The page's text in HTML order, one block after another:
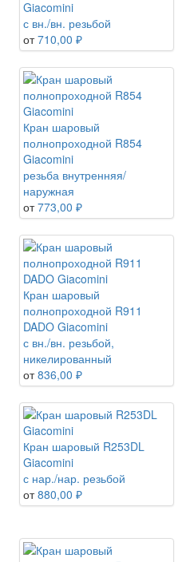
Giacomini
с вн./вн. резьбой
от 710,00 ₽
Кран шаровый
полнопроходной R854
Giacomini
резьба внутренняя/
наружная
от 773,00 ₽
Кран шаровый
полнопроходной R911
DADO Giacomini
с вн./вн. резьбой,
никелированный
от 836,00 ₽
Кран шаровый R253DL
Giacomini
с нар./нар. резьбой
от 880,00 ₽